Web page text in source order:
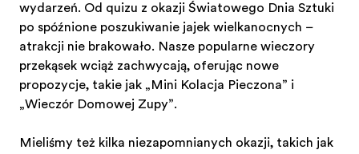
wydarzeń. Od quizu z okazji Światowego Dnia Sztuki
po spóźnione poszukiwanie jajek wielkanocnych –
atrakcji nie brakowało. Nasze popularne wieczory
przekąsek wciąż zachwycają, oferując nowe
propozycje, takie jak „Mini Kolacja Pieczona” i
„Wieczór Domowej Zupy”.
Mieliśmy też kilka niezapomnianych okazji, takich jak